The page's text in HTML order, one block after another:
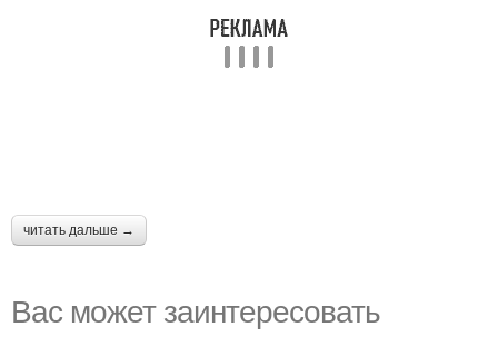
читать дальше →
Вас может заинтересовать